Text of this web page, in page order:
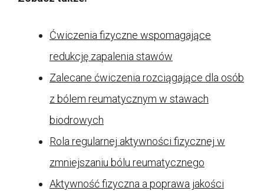
Ćwiczenia fizyczne wspomagające
redukcję zapalenia stawów
Zalecane ćwiczenia rozciągające dla osób
z bólem reumatycznym w stawach
biodrowych
Rola regularnej aktywności fizycznej w
zmniejszaniu bólu reumatycznego
Aktywność fizyczna a poprawa jakości